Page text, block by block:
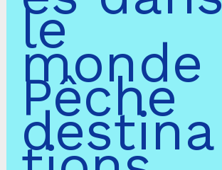
le
monde
Pêche
destina